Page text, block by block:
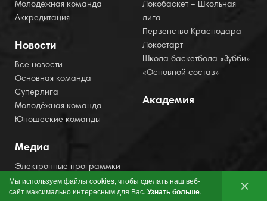
Мы используем файлы cookies, чтобы сделать наш веб-
сайт максимально интересным для Вас. Узнать больше.
Молодёжная команда
Аккредитация
Новости
Все новости
Основная команда
Суперлига
Молодёжная команда
Юношеские команды
Медиа
Электронные программки
Фотогалерея
Видео
Локобаскет – Школьная
лига
Первенство Краснодара
Локостарт
Школа баскетбола «Зубби»
«Основной состав»
Академия